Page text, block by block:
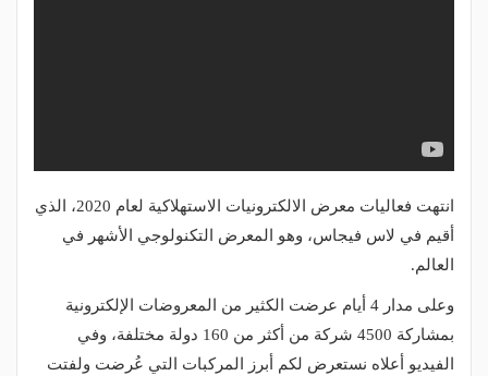
انتهت فعاليات معرض الالكترونيات الاستهلاكية لعام 2020، الذي
أقيم في لاس فيجاس، وهو المعرض التكنولوجي الأشهر في
العالم.
وعلى مدار 4 أيام عرضت الكثير من المعروضات الإلكترونية
بمشاركة 4500 شركة من أكثر من 160 دولة مختلفة، وفي
الفيديو أعلاه نستعرض لكم أبرز المركبات التي عُرضت ولفتت